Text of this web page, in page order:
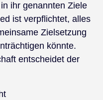
ihr genannten Ziele
ist verpflichtet, alles
Zielsetzung
könnte.
entscheidet der